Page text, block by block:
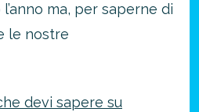
ma, per saperne di
le nostre
devi sapere su